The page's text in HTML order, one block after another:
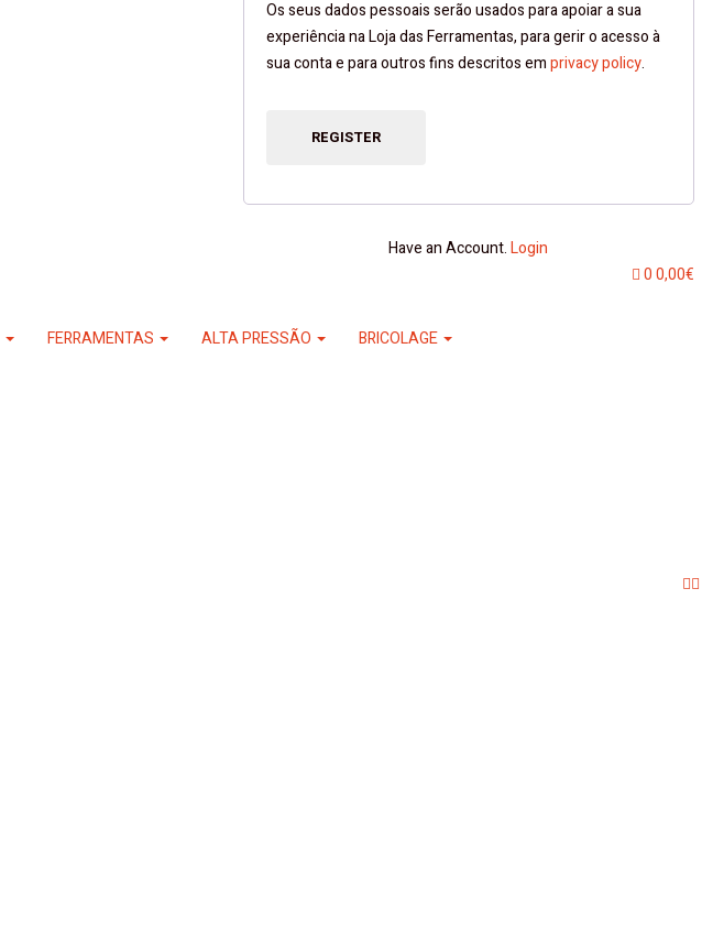
Os seus dados pessoais serão usados ​​para apoiar a sua
experiência na Loja das Ferramentas, para gerir o acesso à
sua conta e para outros fins descritos emprivacy policy.
REGISTER
Have an Account.Login
00,00€
FERRAMENTAS ALTA PRESSÃO BRICOLAGE